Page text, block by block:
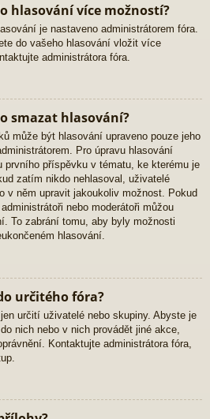
hlasování více možností?
je nastaveno administrátorem fóra.
do vašeho hlasování vložit více
administrátora fóra.
smazat hlasování?
může být hlasování upraveno pouze jeho
Pro úpravu hlasování
prvního příspěvku v tématu, ke kterému je
zatím nikdo nehlasoval, uživatelé
v něm upravit jakoukoliv možnost. Pokud
nebo moderátoři můžou
To zabrání tomu, aby byly možnosti
hlasování.
určitého fóra?
určití uživatelé nebo skupiny. Abyste je
nich nebo v nich provádět jiné akce,
Kontaktujte administrátora fóra,